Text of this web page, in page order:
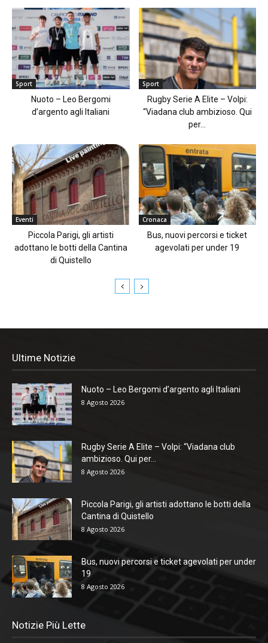
Sport
Nuoto – Leo Bergomi
d’argento agli Italiani
Sport
Rugby Serie A Elite – Volpi:
“Viadana club ambizioso. Qui
per...
Eventi
Piccola Parigi, gli artisti
adottano le botti della Cantina
di Quistello
Cronaca
Bus, nuovi percorsi e ticket
agevolati per under 19
Ultime Notizie
Nuoto – Leo Bergomi d’argento agli Italiani
8 Agosto 2026
Rugby Serie A Elite – Volpi: “Viadana club
ambizioso. Qui per...
8 Agosto 2026
Piccola Parigi, gli artisti adottano le botti della
Cantina di Quistello
8 Agosto 2026
Bus, nuovi percorsi e ticket agevolati per under
19
8 Agosto 2026
Notizie Più Lette